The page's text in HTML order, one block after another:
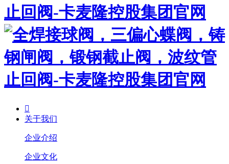

关于我们
企业介绍
企业文化